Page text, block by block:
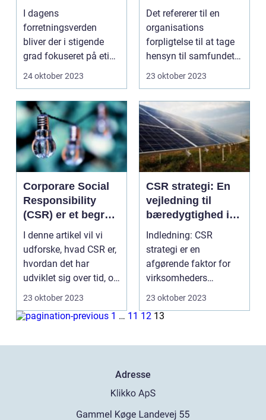
Social
Responsibility
I dagens
forretningsverden
bliver der i stigende
grad fokuseret på etik
og bæredygtighed.
24 oktober 2023
betyder
ansvarlighed på
virksomhedsnivea
u
Det refererer til en
organisations
forpligtelse til at tage
hensyn til samfundet
og miljøet udover b...
23 oktober 2023
Corporare Social
Responsibility
(CSR) er et begreb,
der har vundet
stor popularitet og
betydning i både
private og
virksomhedsverde
nen
I denne artikel vil vi
udforske, hvad CSR er,
hvordan det har
udviklet sig over tid, og
hvorfor det ...
23 oktober 2023
CSR strategi: En
vejledning til
bæredygtighed i
erhvervslivet
Indledning: CSR
strategi er en
afgørende faktor for
virksomheders
bæredygtighed og
23 oktober 2023
1 … 11 12 13
Adresse